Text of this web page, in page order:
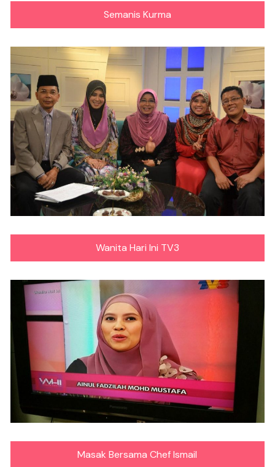
Semanis Kurma
Wanita Hari Ini TV3
Masak Bersama Chef Ismail